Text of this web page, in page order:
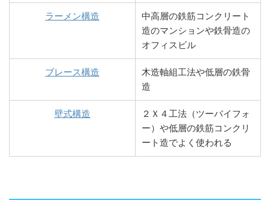
ラーメン構造
中高層の鉄筋コンクリート
造のマンションや鉄骨造の
オフィスビル
ブレース構造
木造軸組工法や低層の鉄骨
造
壁式構造
２Ｘ４工法（ツーバイフォ
ー）や低層の鉄筋コンクリ
ート造でよく使われる